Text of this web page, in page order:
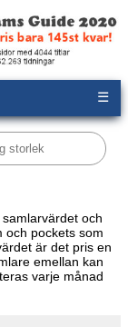
☰
och
och pockets som
är det pris en
emellan kan
varje månad